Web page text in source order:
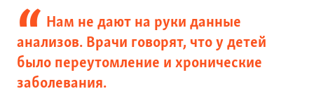
Нам не дают на руки данные
анализов. Врачи говорят, что у детей
было переутомление и хронические
заболевания.